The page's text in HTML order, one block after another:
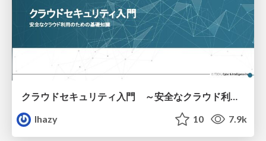
クラウドセキュリティ入門 ～安全なクラウド利用のための基礎知識～
lhazy
10 7.9k